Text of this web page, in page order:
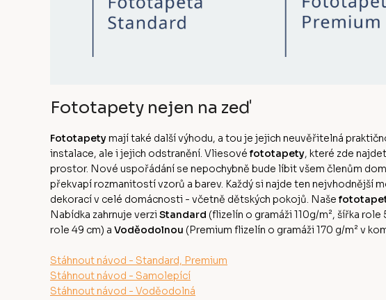
Fototapety nejen na zeď
Fototapetymají také další výhodu, a tou je jejich neuvěřitelná
instalace, ale i jejich odstranění. Vliesové fototapety, které zde
prostor. Nové uspořádání se nepochybně bude líbit všem členům
překvapí rozmanitostí vzorů a barev. Každý si najde ten nejvhodnější
dekorací v celé domácnosti - včetně dětských pokojů. Naše
Nabídka zahrnuje verzi Standard (flizelín o gramáži 110g/m², šířka role
role 49 cm) a Voděodolnou (Premium flizelín o gramáži 170 g/m² v
Stáhnout návod - Standard, Premium
Stáhnout návod - Samolepící
Stáhnout návod - Voděodolná